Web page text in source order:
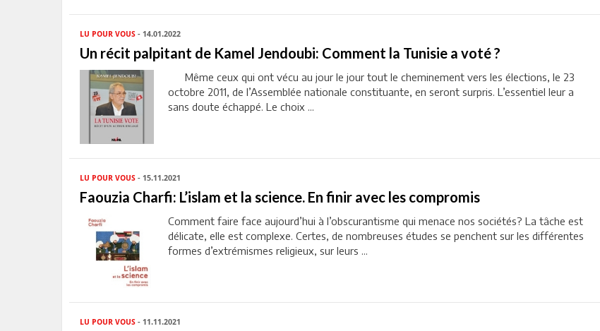
LU POUR VOUS - 14.01.2022
Un récit palpitant de Kamel Jendoubi: Comment la Tunisie a voté ?
Même ceux qui ont vécu au jour le jour tout le cheminement vers les élections, le 23
octobre 2011, de l’Assemblée nationale constituante, en seront surpris. L’essentiel leur a
sans doute échappé. Le choix ...
LU POUR VOUS - 15.11.2021
Faouzia Charfi: L’islam et la science. En finir avec les compromis
Comment faire face aujourd’hui à l’obscurantisme qui menace nos sociétés? La tâche est
délicate, elle est complexe. Certes, de nombreuses études se penchent sur les différentes
formes d’extrémismes religieux, sur leurs ...
LU POUR VOUS - 11.11.2021